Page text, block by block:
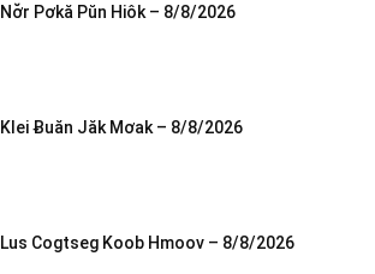
Nơ̆r Pơkă Pŭn Hiôk – 8/8/2026
Klei Ƀuăn Jăk Mơak – 8/8/2026
Lus Cogtseg Koob Hmoov – 8/8/2026